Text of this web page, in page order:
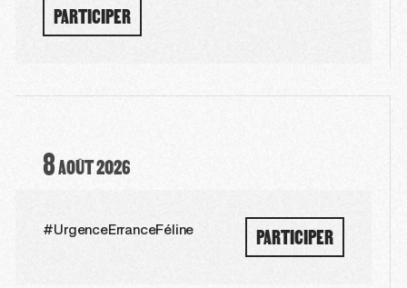
PARTICIPER
8AOÛT2026
#UrgenceErranceFéline PARTICIPER